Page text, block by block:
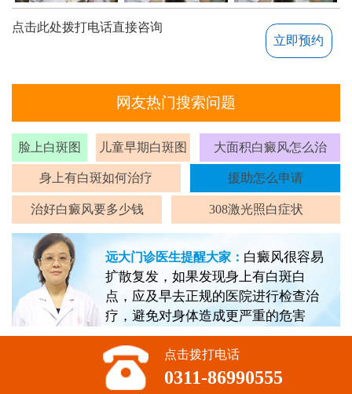
点击此处拨打电话直接咨询
立即预约
网友热门搜索问题
脸上白斑图 儿童早期白斑图 大面积白癜风怎么治
身上有白斑如何治疗 援助怎么申请
治好白癜风要多少钱 308激光照白症状
远大门诊医生提醒大家： 白癜风很容易
扩散复发，如果发现身上有白斑白
点，应及早去正规的医院进行检查治
疗，避免对身体造成更严重的危害
点击拨打电话
0311-86990555